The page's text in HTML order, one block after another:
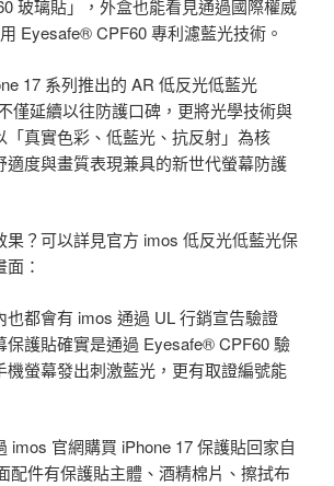
玻璃貼」，外盒也能看見通過國際權威
Eyesafe® CPF60 專利濾藍光技術。
17 系列推出的 AR 低反光低藍光
僅延續以往防護口碑，更將光學技術與
「真實色彩、低藍光、抗反射」為核
適度與畫質表現兼具的新世代螢幕防護
果？可以詳見官方 imos 低反光低藍光保
：
也都會有 imos 通過 UL 行銷宣告驗證
保護貼確實是通過 Eyesafe® CPF60 驗
機螢幕發出刺激藍光，更有取證編號能
imos 官網購買 iPhone 17 保護貼回家自
配件有保護貼主體、酒精棉片、擦拭布